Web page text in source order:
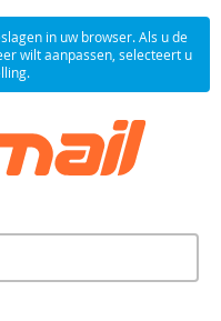
in uw browser. Als u de
wilt aanpassen, selecteert u